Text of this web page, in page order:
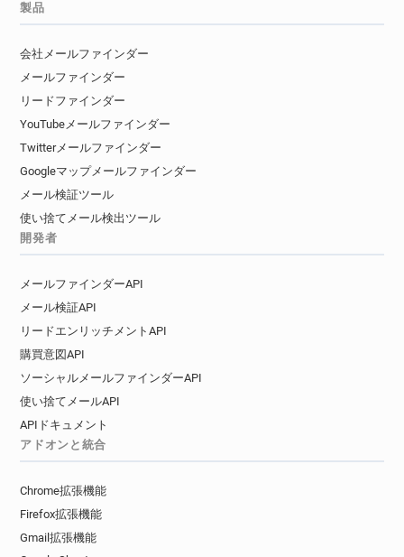
w************@ca-atlantique-vendee.fr
i************@ca-atlantique-vendee.fr
z************@ca-atlantique-vendee.fr
m*****@ca-atlantique-vendee.fr
h******@ca-atlantique-vendee.fr
x********@ca-atlantique-vendee.fr
u*******@ca-atlantique-vendee.fr
o*****@ca-atlantique-vendee.fr
i********@ca-atlantique-vendee.fr
j********@ca-atlantique-vendee.fr
r**********@ca-atlantique-vendee.fr
r**********@ca-atlantique-vendee.fr
c*********@ca-atlantique-vendee.fr
m***********@ca-atlantique-vendee.fr
u*********@ca-atlantique-vendee.fr
t************@ca-atlantique-vendee.fr
h**********@ca-atlantique-vendee.fr
製品
会社メールファインダー
メールファインダー
リードファインダー
YouTubeメールファインダー
Twitterメールファインダー
Googleマップメールファインダー
メール検証ツール
使い捨てメール検出ツール
開発者
メールファインダーAPI
メール検証API
リードエンリッチメントAPI
購買意図API
ソーシャルメールファインダーAPI
使い捨てメールAPI
APIドキュメント
アドオンと統合
Chrome拡張機能
Firefox拡張機能
Gmail拡張機能